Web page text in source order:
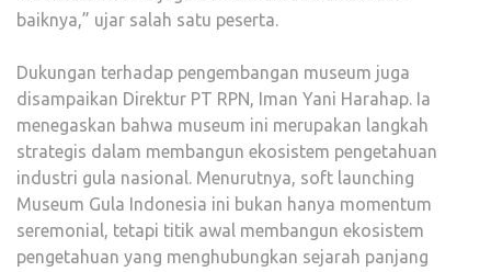
baiknya,” ujar salah satu peserta.
Dukungan terhadap pengembangan museum juga
disampaikan Direktur PT RPN, Iman Yani Harahap. Ia
menegaskan bahwa museum ini merupakan langkah
strategis dalam membangun ekosistem pengetahuan
industri gula nasional. Menurutnya, soft launching
Museum Gula Indonesia ini bukan hanya momentum
seremonial, tetapi titik awal membangun ekosistem
pengetahuan yang menghubungkan sejarah panjang